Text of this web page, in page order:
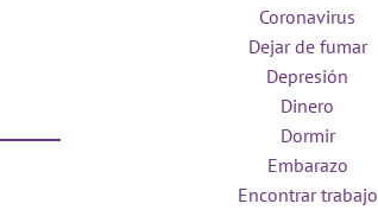
Coronavirus
Dejar de fumar
Depresión
Dinero
Dormir
Embarazo
Encontrar trabajo